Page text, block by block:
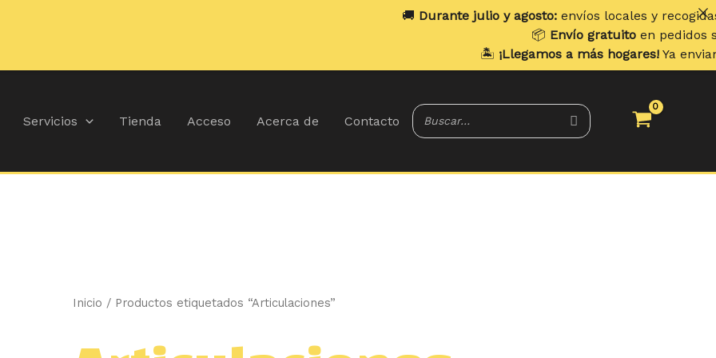
Servicios Tienda Acceso Acerca de Contacto
Inicio / Productos etiquetados “Articulaciones”
Ordenado
Durante julio y agosto:envíos locales y recogidas los
Envío gratuitoen pedidos
¡Llegamos a más hogares!Ya enviamos a